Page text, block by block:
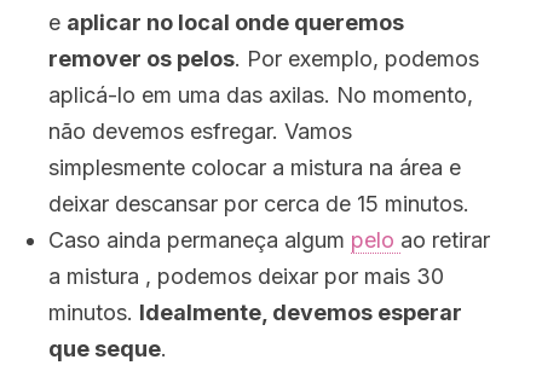
e aplicar no local onde queremos
remover os pelos. Por exemplo, podemos
aplicá-lo em uma das axilas. No momento,
não devemos esfregar. Vamos
simplesmente colocar a mistura na área e
deixar descansar por cerca de 15 minutos.
Caso ainda permaneça algum pelo ao retirar
a mistura , podemos deixar por mais 30
minutos. Idealmente, devemos esperar
que seque.